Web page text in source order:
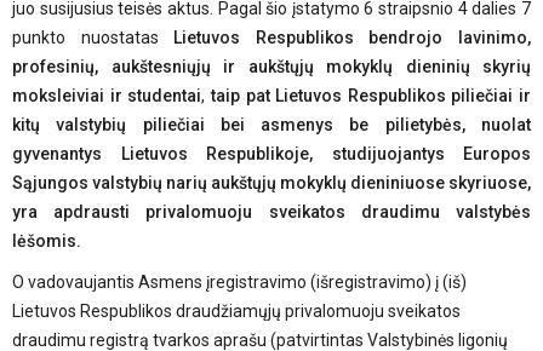
juo susijusius teisės aktus. Pagal šio įstatymo 6 straipsnio 4 dalies 7
punkto nuostatas Lietuvos Respublikos
bendrojo lavinimo,
profesinių, aukštesniųjų ir aukštųjų mokyklų
dieninių skyrių
moksleiviai ir studentai,taip pat Lietuvos Respublikos piliečiai ir
kitų valstybių piliečiai bei asmenys be pilietybės, nuolat
gyvenantys Lietuvos Respublikoje, studijuojantys Europos
Sąjungos valstybių narių aukštųjų mokyklų dieniniuose skyriuose,
yra apdrausti privalomuoju sveikatos draudimu valstybės
lėšomis.
O vadovaujantis Asmens įregistravimo (išregistravimo) į (iš)
Lietuvos Respublikos draudžiamųjų privalomuoju sveikatos
draudimu registrą tvarkos aprašu (patvirtintas Valstybinės ligonių